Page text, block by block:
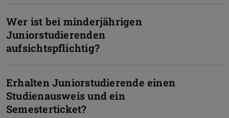
Wer ist bei minderjährigen
Juniorstudierenden
aufsichtspflichtig?
Erhalten Juniorstudierende einen
Studienausweis und ein
Semesterticket?